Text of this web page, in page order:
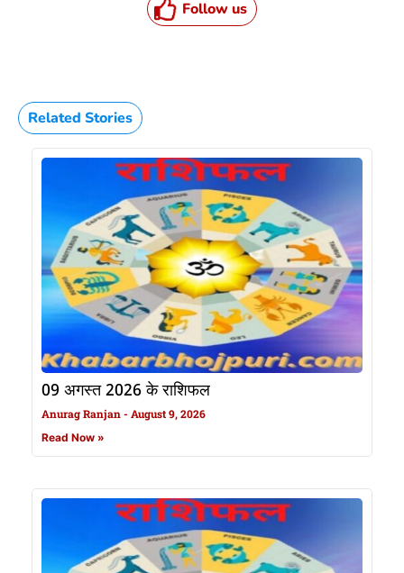
Follow us
Related Stories
09 अगस्त 2026 के राशिफल
Anurag Ranjan August 9, 2026
Read Now »